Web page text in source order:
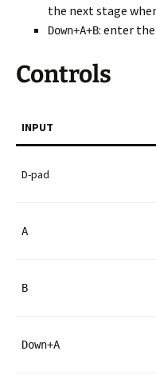
the next stage
Down+A+B: enter
Controls
INPUT
D-pad
A
B
Down+A